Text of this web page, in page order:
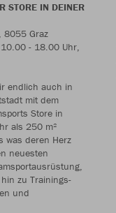
STORE IN DEINER
8055 Graz
- 18.00 Uhr,
endlich auch in
mit dem
Store in
als 250 m²
was deren Herz
neuesten
zu Trainings-
und